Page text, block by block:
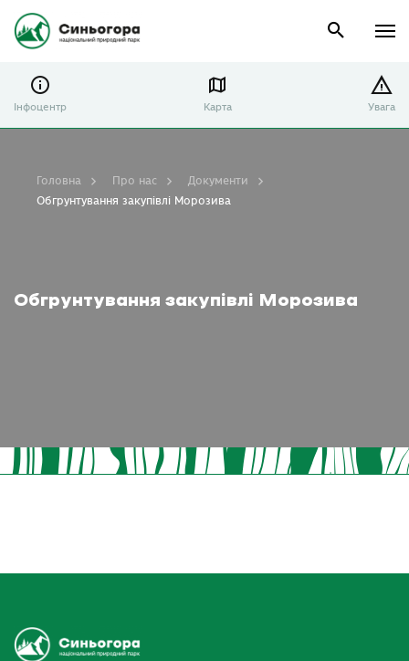
Інфоцентр Карта Увага
Обгрунтування закупівлі Морозива
Головна Про нас
Документи
Обгрунтування закупівлі Морозива